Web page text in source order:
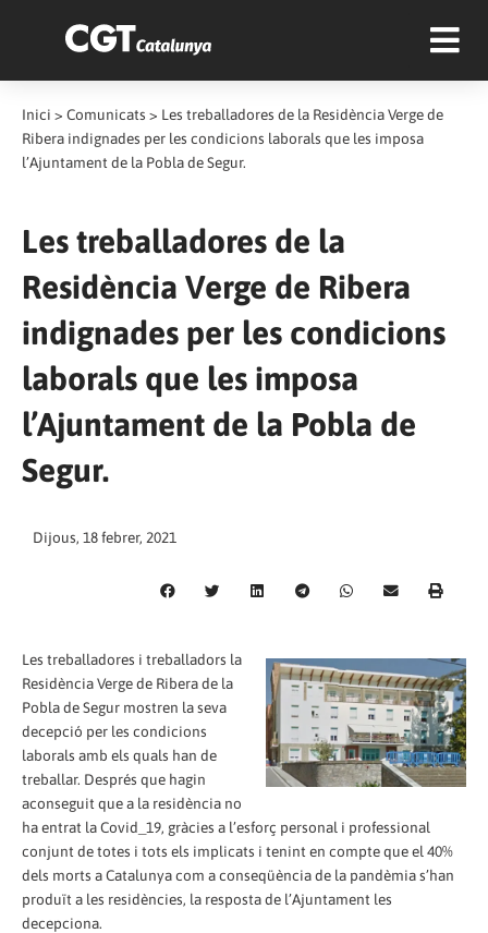
Inici > Comunicats > Les treballadores de la Residència Verge de
Ribera indignades per les condicions laborals que les imposa
l’Ajuntament de la Pobla de Segur.
Les treballadores de la
Residència Verge de Ribera
indignades per les condicions
laborals que les imposa
l’Ajuntament de la Pobla de
Segur.
Dijous, 18 febrer, 2021
Les treballadores i treballadors la
Residència Verge de Ribera de la
Pobla de Segur mostren la seva
decepció per les condicions
laborals amb els quals han de
treballar. Després que hagin
aconseguit que a la residència no
ha entrat la Covid_19, gràcies a l’esforç personal i professional
conjunt de totes i tots els implicats i tenint en compte que el 40%
dels morts a Catalunya com a conseqüència de la pandèmia s’han
produït a les residències, la resposta de l’Ajuntament les
decepciona.